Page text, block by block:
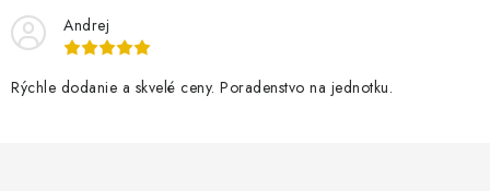
s
Andrej
Rýchle dodanie a skvelé ceny. Poradenstvo na jednotku.